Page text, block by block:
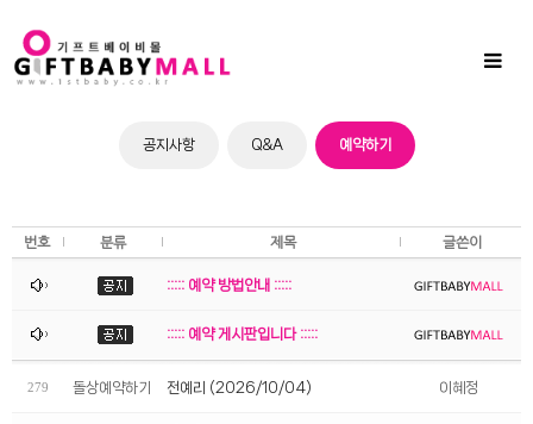
Toggle
Promotion
공지사항 Q&A 예약하기
번호 분류 제목 글쓴이
::::: 예약 방법안내 :::::
::::: 예약 게시판입니다 :::::
279 돌상예약하기 전예리 (2026/10/04) 이혜정